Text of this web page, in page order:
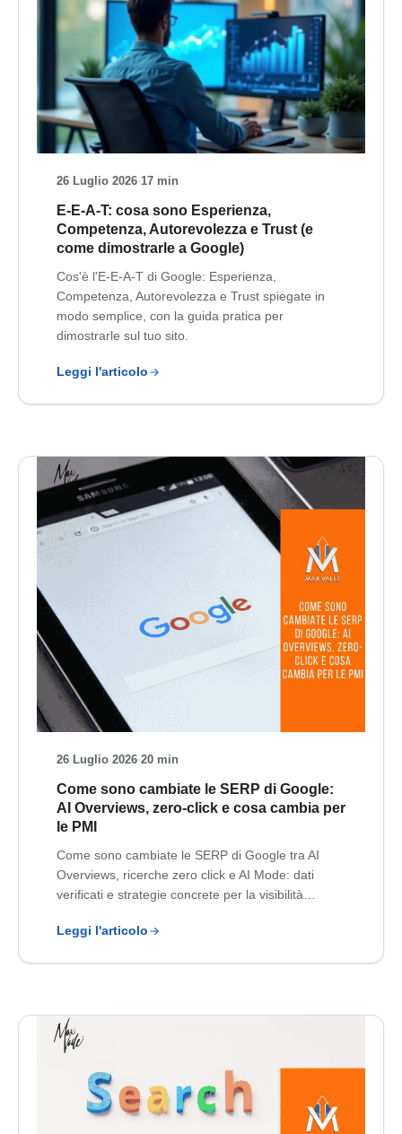
26 Luglio 2026·17 min
E-E-A-T: cosa sono Esperienza,
Competenza, Autorevolezza e Trust (e
come dimostrarle a Google)
Cos'è l'E-E-A-T di Google: Esperienza,
Competenza, Autorevolezza e Trust spiegate in
modo semplice, con la guida pratica per
dimostrarle sul tuo sito.
Leggi l'articolo
26 Luglio 2026·20 min
Come sono cambiate le SERP di Google:
AI Overviews, zero-click e cosa cambia per
le PMI
Come sono cambiate le SERP di Google tra AI
Overviews, ricerche zero click e AI Mode: dati
verificati e strategie concrete per la visibilità…
Leggi l'articolo